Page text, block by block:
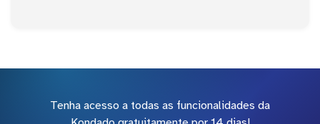
Tenha acesso a todas as funcionalidades da